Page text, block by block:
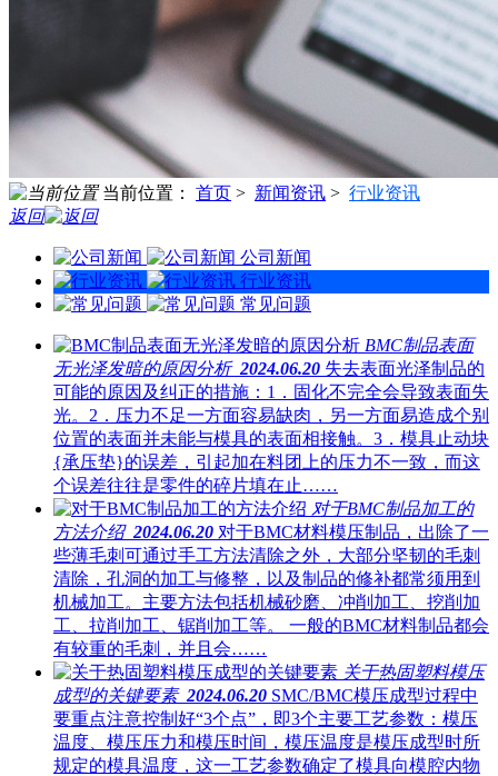
当前位置： 首页 > 新闻资讯 > 行业资讯
返回
公司新闻
行业资讯
常见问题
BMC制品表面
无光泽发暗的原因分析 2024.06.20 失去表面光泽制品的
可能的原因及纠正的措施：1．固化不完全会导致表面失
光。2．压力不足一方面容易缺肉，另一方面易造成个别
位置的表面并未能与模具的表面相接触。3．模具止动块
{承压垫}的误差，引起加在料团上的压力不一致，而这
个误差往往是零件的碎片填在止……
对于BMC制品加工的
方法介绍 2024.06.20 对于BMC材料模压制品，出除了一
些薄毛刺可通过手工方法清除之外，大部分坚韧的毛刺
清除，孔洞的加工与修整，以及制品的修补都常须用到
机械加工。主要方法包括机械砂磨、冲削加工、挖削加
工、拉削加工、锯削加工等。 一般的BMC材料制品都会
有较重的毛刺，并且会……
关于热固塑料模压
成型的关键要素 2024.06.20 SMC/BMC模压成型过程中
要重点注意控制好“3个点”，即3个主要工艺参数：模压
温度、模压压力和模压时间，模压温度是模压成型时所
规定的模具温度，这一工艺参数确定了模具向模腔内物